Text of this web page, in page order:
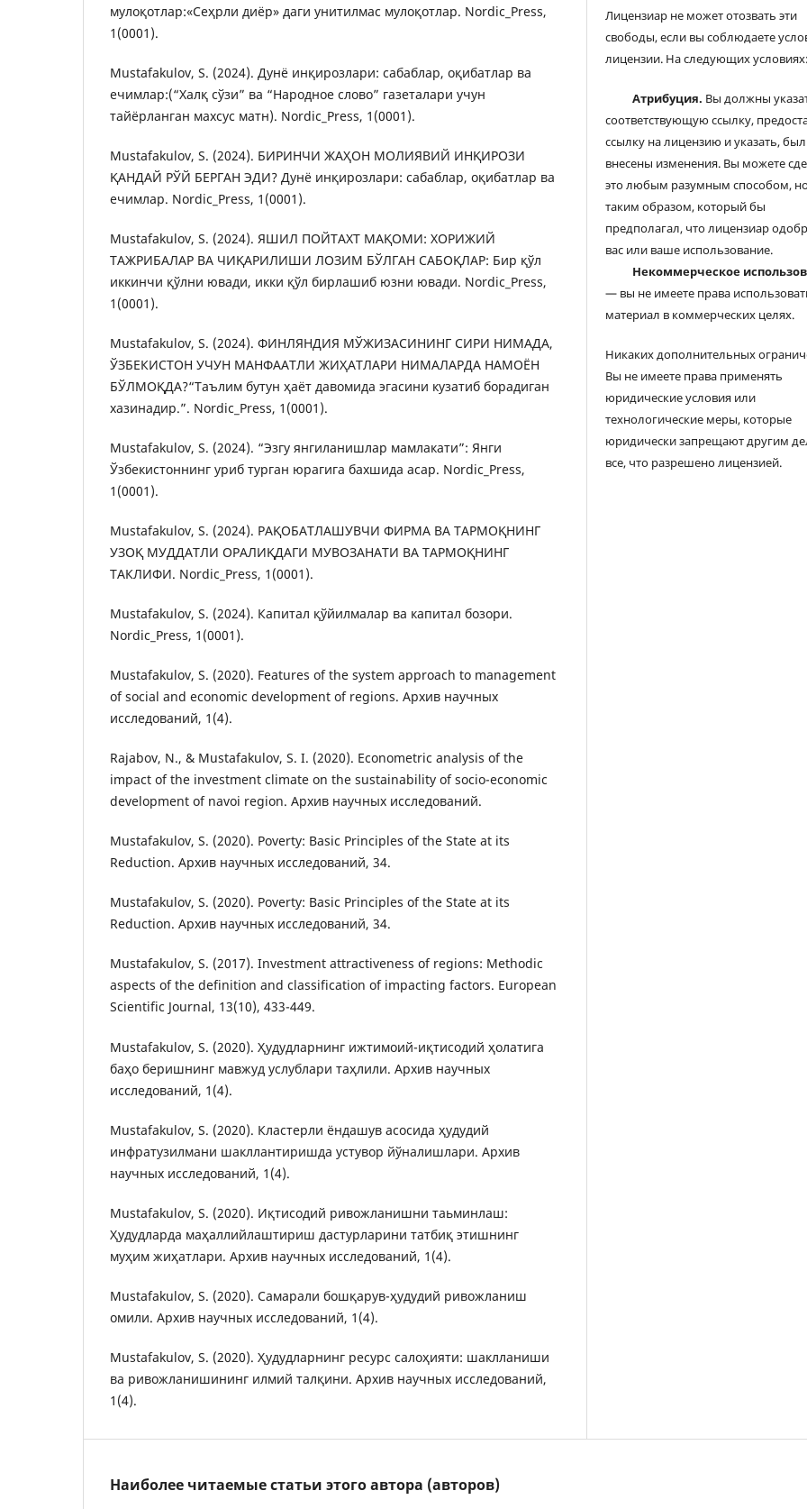
мулоқотлар:«Сеҳрли диёр» даги унитилмас мулоқотлар. Nordic_Press,
1(0001).
Mustafakulov, S. (2024). Дунё инқирозлари: сабаблар, оқибатлар ва
ечимлар:(“Халқ сўзи” ва “Народное слово” газеталари учун
тайёрланган махсус матн). Nordic_Press, 1(0001).
Mustafakulov, S. (2024). БИРИНЧИ ЖАҲОН МОЛИЯВИЙ ИНҚИРОЗИ
ҚАНДАЙ РЎЙ БЕРГАН ЭДИ? Дунё инқирозлари: сабаблар, оқибатлар ва
ечимлар. Nordic_Press, 1(0001).
Mustafakulov, S. (2024). ЯШИЛ ПОЙТАХТ МАҚОМИ: ХОРИЖИЙ
ТАЖРИБАЛАР ВА ЧИҚАРИЛИШИ ЛОЗИМ БЎЛГАН САБОҚЛАР: Бир қўл
иккинчи қўлни ювади, икки қўл бирлашиб юзни ювади. Nordic_Press,
1(0001).
Mustafakulov, S. (2024). ФИНЛЯНДИЯ МЎЖИЗАСИНИНГ СИРИ НИМАДА,
ЎЗБЕКИСТОН УЧУН МАНФААТЛИ ЖИҲАТЛАРИ НИМАЛАРДА НАМОЁН
БЎЛМОҚДА?“Таълим бутун ҳаёт давомида эгасини кузатиб борадиган
хазинадир.”. Nordic_Press, 1(0001).
Mustafakulov, S. (2024). “Эзгу янгиланишлар мамлакати”: Янги
Ўзбекистоннинг уриб турган юрагига бахшида асар. Nordic_Press,
1(0001).
Mustafakulov, S. (2024). РАҚОБАТЛАШУВЧИ ФИРМА ВА ТАРМОҚНИНГ
УЗОҚ МУДДАТЛИ ОРАЛИҚДАГИ МУВОЗАНАТИ ВА ТАРМОҚНИНГ
ТАКЛИФИ. Nordic_Press, 1(0001).
Mustafakulov, S. (2024). Капитал қўйилмалар ва капитал бозори.
Nordic_Press, 1(0001).
Mustafakulov, S. (2020). Features of the system approach to management
of social and economic development of regions. Архив научных
исследований, 1(4).
Rajabov, N., & Mustafakulov, S. I. (2020). Econometric analysis of the
impact of the investment climate on the sustainability of socio-economic
development of navoi region. Архив научных исследований.
Mustafakulov, S. (2020). Poverty: Basic Principles of the State at its
Reduction. Архив научных исследований, 34.
Mustafakulov, S. (2020). Poverty: Basic Principles of the State at its
Reduction. Архив научных исследований, 34.
Mustafakulov, S. (2017). Investment attractiveness of regions: Methodic
aspects of the definition and classification of impacting factors. European
Scientific Journal, 13(10), 433-449.
Mustafakulov, S. (2020). Ҳудудларнинг ижтимоий-иқтисодий ҳолатига
баҳо беришнинг мавжуд услублари таҳлили. Архив научных
исследований, 1(4).
Mustafakulov, S. (2020). Кластерли ёндашув асосида ҳудудий
инфратузилмани шакллантиришда устувор йўналишлари. Архив
научных исследований, 1(4).
Mustafakulov, S. (2020). Иқтисодий ривожланишни таьминлаш:
Ҳудудларда маҳаллийлаштириш дастурларини татбиқ этишнинг
муҳим жиҳатлари. Архив научных исследований, 1(4).
Mustafakulov, S. (2020). Самарали бошқарув-ҳудудий ривожланиш
омили. Архив научных исследований, 1(4).
Mustafakulov, S. (2020). Ҳудудларнинг ресурс салоҳияти: шаклланиши
ва ривожланишининг илмий талқини. Архив научных исследований,
1(4).
Лицензиар не может отозвать эти
свободы, если вы соблюдаете
лицензии. На следующих условиях:
Атрибуция. Вы должны
соответствующую ссылку,
ссылку на лицензию и указать,
внесены изменения. Вы можете
это любым разумным способом,
таким образом, который бы
предполагал, что лицензиар
вас или ваше использование.
Некоммерческое
— вы не имеете права
материал в коммерческих целях.
Никаких дополнительных
Вы не имеете права применять
юридические условия или
технологические меры, которые
юридически запрещают другим
все, что разрешено лицензией.
Наиболее читаемые статьи этого автора (авторов)